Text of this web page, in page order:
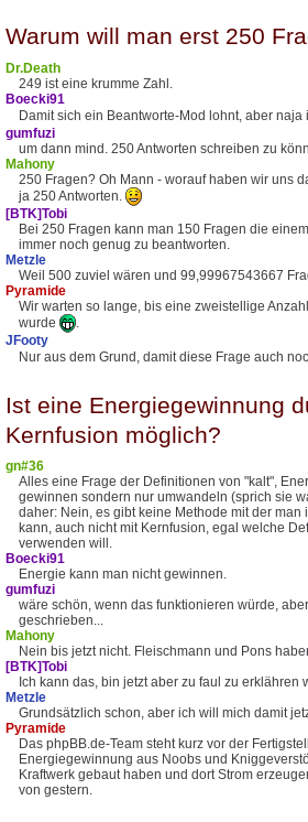
Warum will man erst 250
Dr.Death
249 ist eine krumme Zahl.
Boecki91
Damit sich ein Beantworte-Mod lohnt, aber
gumfuzi
um dann mind. 250 Antworten schreiben zu
Mahony
250 Fragen? Oh Mann - worauf haben wir uns
ja 250 Antworten.
[BTK]Tobi
Bei 250 Fragen kann man 150 Fragen die
immer noch genug zu beantworten.
Metzle
Weil 500 zuviel wären und 99,99967543667
Pyramide
Wir warten so lange, bis eine zweistellige
wurde
JFooty
Nur aus dem Grund, damit diese Frage auch
Ist eine Energiegewinnung
Kernfusion möglich?
gn#36
Alles eine Frage der Definitionen von "kalt",
gewinnen sondern nur umwandeln (sprich sie
daher: Nein, es gibt keine Methode mit der
kann, auch nicht mit Kernfusion, egal welche
verwenden will.
Boecki91
Energie kann man nicht gewinnen.
gumfuzi
wäre schön, wenn das funktionieren würde,
geschrieben...
Mahony
Nein bis jetzt nicht. Fleischmann und Pons
[BTK]Tobi
Ich kann das, bin jetzt aber zu faul zu erklähren
Metzle
Grundsätzlich schon, aber ich will mich damit
Pyramide
Das phpBB.de-Team steht kurz vor der
Energiegewinnung aus Noobs und
Kraftwerk gebaut haben und dort Strom
von gestern.